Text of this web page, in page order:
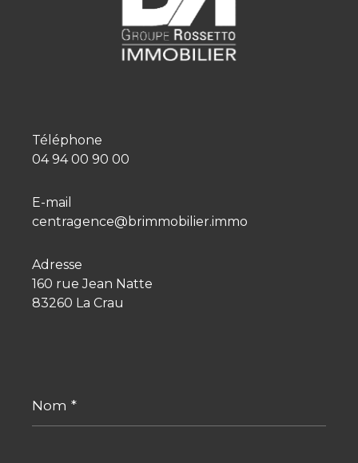
Téléphone
04 94 00 90 00
E-mail
centragence@brimmobilier.immo
Adresse
160 rue Jean Natte
83260 La Crau
*